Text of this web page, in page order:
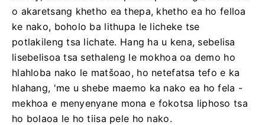
o akaretsang khetho ea thepa, khetho ea ho felloa
ke nako, boholo ba lithupa le licheke tse
potlakileng tsa lichate. Hang ha u kena, sebelisa
lisebelisoa tsa sethaleng le mokhoa oa demo ho
hlahloba nako le matšoao, ho netefatsa tefo e ka
hlahang, 'me u shebe maemo ka nako ea ho fela -
mekhoa e menyenyane mona e fokotsa liphoso tsa
ho bolaoa le ho tiisa pele ho nako.